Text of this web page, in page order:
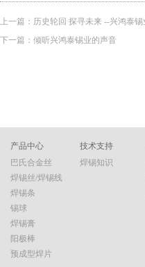
上一篇： 历史轮回 探寻未来 --兴鸿泰
下一篇： 倾听兴鸿泰锡业的声音
产品中心
巴氏合金丝
焊锡丝/焊锡线
焊锡条
锡球
焊锡膏
阳极棒
预成型焊片
技术支持
焊锡知识